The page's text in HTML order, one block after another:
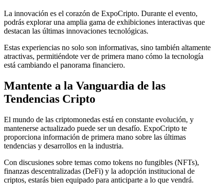
La innovación es el corazón de ExpoCripto. Durante el evento,
podrás explorar una amplia gama de exhibiciones interactivas que
destacan las últimas innovaciones tecnológicas.
Estas experiencias no solo son informativas, sino también altamente
atractivas, permitiéndote ver de primera mano cómo la tecnología
está cambiando el panorama financiero.
Mantente a la Vanguardia de las
Tendencias Cripto
El mundo de las criptomonedas está en constante evolución, y
mantenerse actualizado puede ser un desafío. ExpoCripto te
proporciona información de primera mano sobre las últimas
tendencias y desarrollos en la industria.
Con discusiones sobre temas como tokens no fungibles (NFTs),
finanzas descentralizadas (DeFi) y la adopción institucional de
criptos, estarás bien equipado para anticiparte a lo que vendrá.